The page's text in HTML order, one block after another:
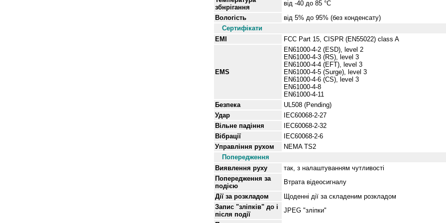
збнрігання
від -40 до 85 °C
Вологість
від 5% до 95% (без конденсату)
Сертифікати
EMI
FCC Part 15, CISPR (EN55022) class A
EMS
EN61000-4-2 (ESD), level 2
EN61000-4-3 (RS), level 3
EN61000-4-4 (EFT), level 3
EN61000-4-5 (Surge), level 3
EN61000-4-6 (CS), level 3
EN61000-4-8
EN61000-4-11
Безпека
UL508 (Pending)
Удар
IEC60068-2-27
Вільне падіння
IEC60068-2-32
Вібрації
IEC60068-2-6
Управління рухом
NEMA TS2
Попередження
Виявлення руху
так, з налаштуванням чутливості
Попередження за
подією
Втрата відеосигналу
Дії за розкладом
Щоденні дії за складеним розкладом
Запис "зліпків" до і
після події
JPEG "зліпки"